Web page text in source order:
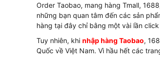
Order Taobao, mang hàng Tmall,
những bạn quan tâm đến các sản
hàng tại đây chỉ bằng một vài lần
Tuy nhiên, khi nhập hàng Taobao,
Quốc về Việt Nam. Vì hầu hết các